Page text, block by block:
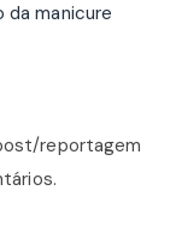
manicure
reportagem